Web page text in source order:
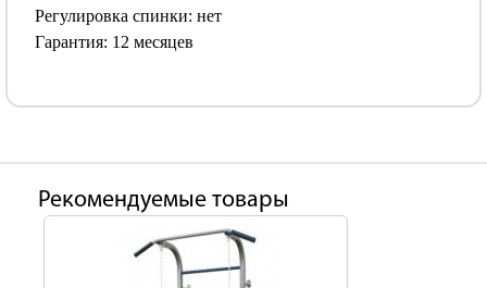
Регулировка спинки: нет
Гарантия: 12 месяцев
Рекомендуемые товары